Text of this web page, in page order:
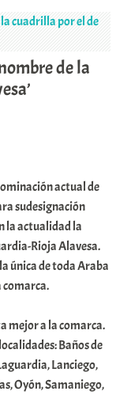
de la
actual de
sudesignación
la actualidad la
Rioja Alavesa.
única de toda Araba
comarca.
mejor a la comarca.
Baños de
Lanciego,
Oyón, Samaniego,